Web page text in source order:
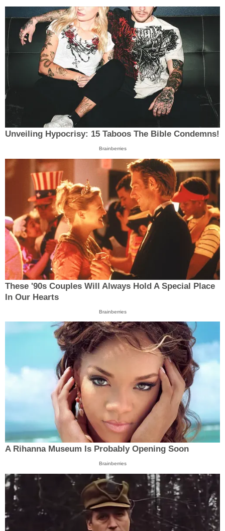
Unveiling Hypocrisy: 15 Taboos The Bible Condemns!
Brainberries
These '90s Couples Will Always Hold A Special Place
In Our Hearts
Brainberries
A Rihanna Museum Is Probably Opening Soon
Brainberries